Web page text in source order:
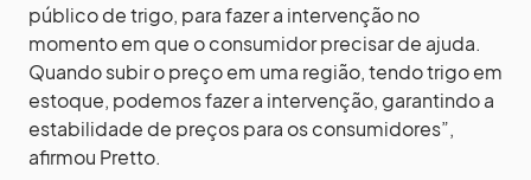
público de trigo, para fazer a intervenção no
momento em que o consumidor precisar de ajuda.
Quando subir o preço em uma região, tendo trigo em
estoque, podemos fazer a intervenção, garantindo a
estabilidade de preços para os consumidores”,
afirmou Pretto.